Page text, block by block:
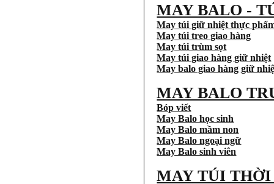
MAY BALO -
May túi giữ nhiệt thực
May túi treo giao hàng
May túi trùm sọt
May túi giao hàng giữ nhiệt
May balo giao hàng giữ
MAY BALO
Bóp viết
May Balo học sinh
May Balo mầm non
May Balo ngoại ngữ
May Balo sinh viên
MAY TÚI